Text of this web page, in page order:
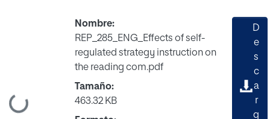
Nombre:
REP_285_ENG_Effects of self-
regulated strategy instruction on
the reading com.pdf
Tamaño:
463.32 KB
D
e
s
c
a
r
g